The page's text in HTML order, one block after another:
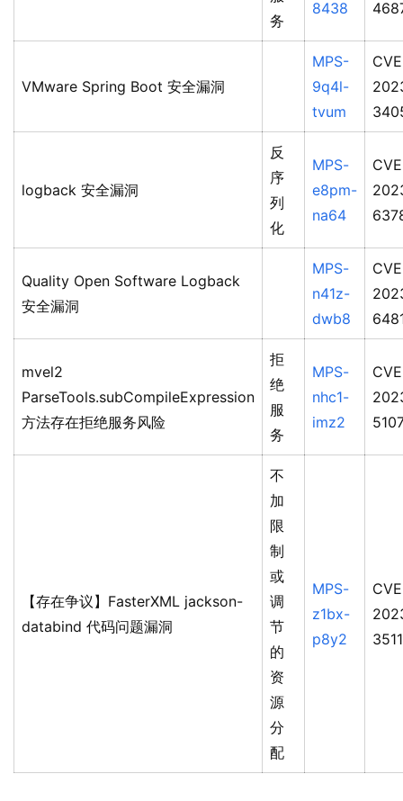
务
8438
VMware Spring Boot 安全漏洞
MPS-
9q4l-
tvum
logback 安全漏洞
反
序
列
化
MPS-
e8pm-
na64
Quality Open Software Logback
安全漏洞
MPS-
n41z-
dwb8
mvel2
ParseTools.subCompileExpression
方法存在拒绝服务风险
拒
绝
服
务
MPS-
nhc1-
imz2
【存在争议】FasterXML jackson-
databind 代码问题漏洞
不
加
限
制
或
调
节
的
资
源
分
配
MPS-
z1bx-
p8y2